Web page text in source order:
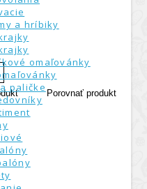
a hríbiky
omaľovánky
paličke Porovnať produkt